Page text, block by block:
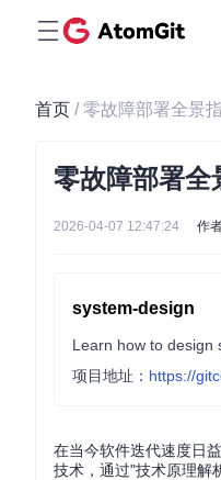
首页 / 零故障部署全景
零故障部署全
2026-04-07 12:47:24 作
system-design
Learn how to design
项目地址： https://
在当今软件迭代速度日
技术，通过"技术原理解